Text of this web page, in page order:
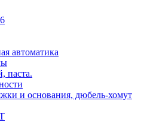
автоматика
паста.
и основания, дюбель-хомут